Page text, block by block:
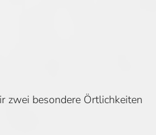
zwei besondere Örtlichkeiten